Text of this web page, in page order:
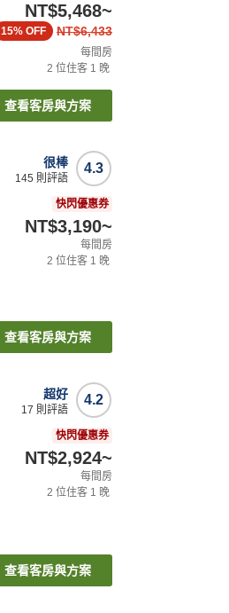
NT$5,468~
NT$6,433
15% OFF
每間房
2 位住客 1 晚
查看客房與方案
4.3
很棒
145 則評語
快閃優惠券
NT$3,190~
每間房
2 位住客 1 晚
查看客房與方案
4.2
超好
17 則評語
快閃優惠券
NT$2,924~
每間房
2 位住客 1 晚
查看客房與方案